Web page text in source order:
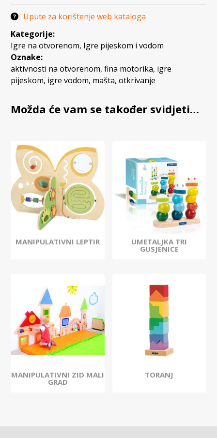
Upute za korištenje web kataloga
Kategorije:
Igre na otvorenom, Igre pijeskom i vodom
Oznake:
aktivnosti na otvorenom,fina motorika, igre
pijeskom, igre vodom, mašta,otkrivanje
Možda će vam se također svidjeti…
MANIPULATIVNI LEPTIR UMETALJKA TRI
GUSJENICE
MANIPULATIVNI ZID MALI
GRAD
TORANJ